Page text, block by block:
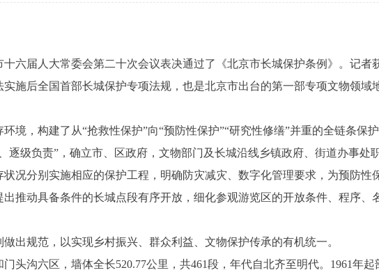
届人大常委会第二十次会议表决通过了《北京市长城保护条例》。记者
施后全国首部长城保护专项法规，也是北京市出台的第一部专项文物领域
，构建了从“抢救性保护”向“预防性保护”“研究性修缮”并重的全链条保
逐级负责”，确立市、区政府，文物部门及长城沿线乡镇政府、街道办事处
况分别实施相应的保护工程，明确防灾减灾、数字化管理要求，为预防性
推动具备条件的长城点段有序开放，细化参观游览区的开放条件、程序、
规范，以实现乡村振兴、群众利益、文物保护传承的有机统一。
沟六区，墙体全长520.77公里，共461段，年代自北齐至明代。1961年起